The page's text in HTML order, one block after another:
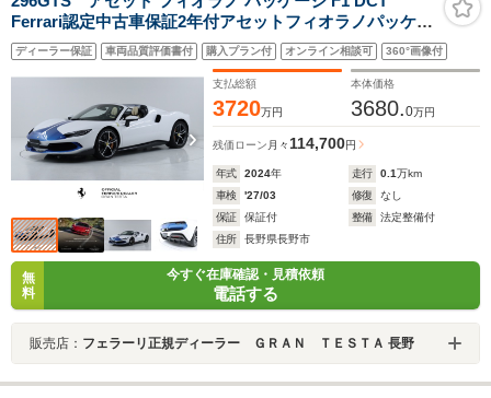
Ferrari認定中古車保証2年付アセットフィオラノパッケー
ジ レーシングストライプ カーボンファイバーリアディ
フューザー カーボンファイバーレーシングシート LEDカ
ーボンファイバーステアリングホイール
ディーラー保証 車両品質評価書付 購入プラン付 オンライン相談可 360°画像付
支払総額
3720万円
本体価格
3680.0万円
残価ローン 月々 114,700円
年式 2024年 走行 0.1万km
車検
'27/03 修復
なし
保証
保証付 整備
法定整備付
住所
長野県長野市
無
料
今すぐ在庫確認・見積依頼
電話する
販売店： フェラーリ正規ディーラー ＧＲＡＮ ＴＥＳＴＡ 長野